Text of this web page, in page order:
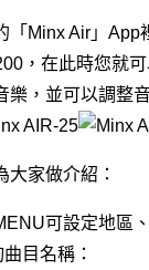
「Minx Air」App
，在此時您就
樂，並可以調整
大家做介紹：
可設定地區
目名稱：